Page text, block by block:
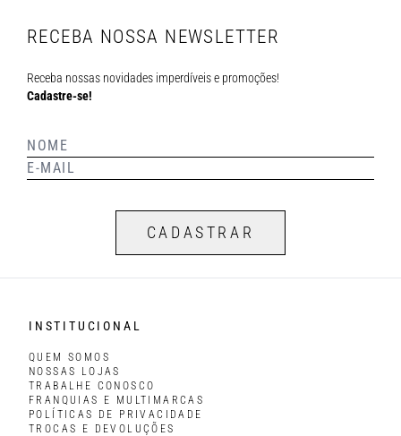
RECEBA NOSSA NEWSLETTER
Receba nossas novidades imperdíveis e promoções!
Cadastre-se!
CADASTRAR
INSTITUCIONAL
QUEM SOMOS
NOSSAS LOJAS
TRABALHE CONOSCO
FRANQUIAS E MULTIMARCAS
POLÍTICAS DE PRIVACIDADE
TROCAS E DEVOLUÇÕES